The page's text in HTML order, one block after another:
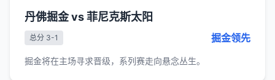
丹佛掘金 vs 菲尼克斯太阳
总分 3-1 掘金领先
掘金将在主场寻求晋级，系列赛走向悬念丛生。